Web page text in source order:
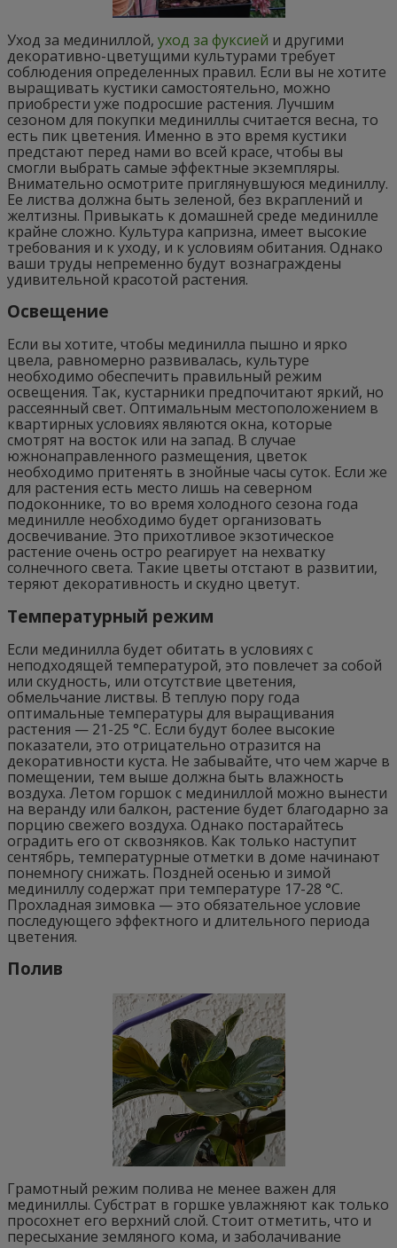
Уход за мединиллой, уход за фуксией и другими
декоративно-цветущими культурами требует
соблюдения определенных правил. Если вы не хотите
выращивать кустики самостоятельно, можно
приобрести уже подросшие растения. Лучшим
сезоном для покупки мединиллы считается весна, то
есть пик цветения. Именно в это время кустики
предстают перед нами во всей красе, чтобы вы
смогли выбрать самые эффектные экземпляры.
Внимательно осмотрите приглянувшуюся мединиллу.
Ее листва должна быть зеленой, без вкраплений и
желтизны. Привыкать к домашней среде мединилле
крайне сложно. Культура капризна, имеет высокие
требования и к уходу, и к условиям обитания. Однако
ваши труды непременно будут вознаграждены
удивительной красотой растения.
Освещение
Если вы хотите, чтобы мединилла пышно и ярко
цвела, равномерно развивалась, культуре
необходимо обеспечить правильный режим
освещения. Так, кустарники предпочитают яркий, но
рассеянный свет. Оптимальным местоположением в
квартирных условиях являются окна, которые
смотрят на восток или на запад. В случае
южнонаправленного размещения, цветок
необходимо притенять в знойные часы суток. Если же
для растения есть место лишь на северном
подоконнике, то во время холодного сезона года
мединилле необходимо будет организовать
досвечивание. Это прихотливое экзотическое
растение очень остро реагирует на нехватку
солнечного света. Такие цветы отстают в развитии,
теряют декоративность и скудно цветут.
Температурный режим
Если мединилла будет обитать в условиях с
неподходящей температурой, это повлечет за собой
или скудность, или отсутствие цветения,
обмельчание листвы. В теплую пору года
оптимальные температуры для выращивания
растения — 21-25 °C. Если будут более высокие
показатели, это отрицательно отразится на
декоративности куста. Не забывайте, что чем жарче в
помещении, тем выше должна быть влажность
воздуха. Летом горшок с мединиллой можно вынести
на веранду или балкон, растение будет благодарно за
порцию свежего воздуха. Однако постарайтесь
оградить его от сквозняков. Как только наступит
сентябрь, температурные отметки в доме начинают
понемногу снижать. Поздней осенью и зимой
мединиллу содержат при температуре 17-28 °C.
Прохладная зимовка — это обязательное условие
последующего эффектного и длительного периода
цветения.
Полив
Грамотный режим полива не менее важен для
мединиллы. Субстрат в горшке увлажняют как только
просохнет его верхний слой. Стоит отметить, что и
пересыхание земляного кома, и заболачивание